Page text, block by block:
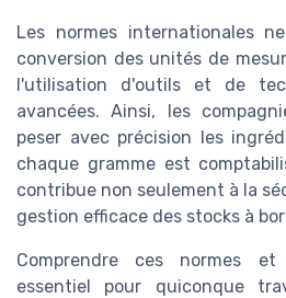
Les normes internationales
conversion des unités de
l'utilisation d'outils et de
avancées. Ainsi, les
peser avec précision les
chaque gramme est
contribue non seulement à la
gestion efficace des stocks à
Comprendre ces normes
essentiel pour quiconque